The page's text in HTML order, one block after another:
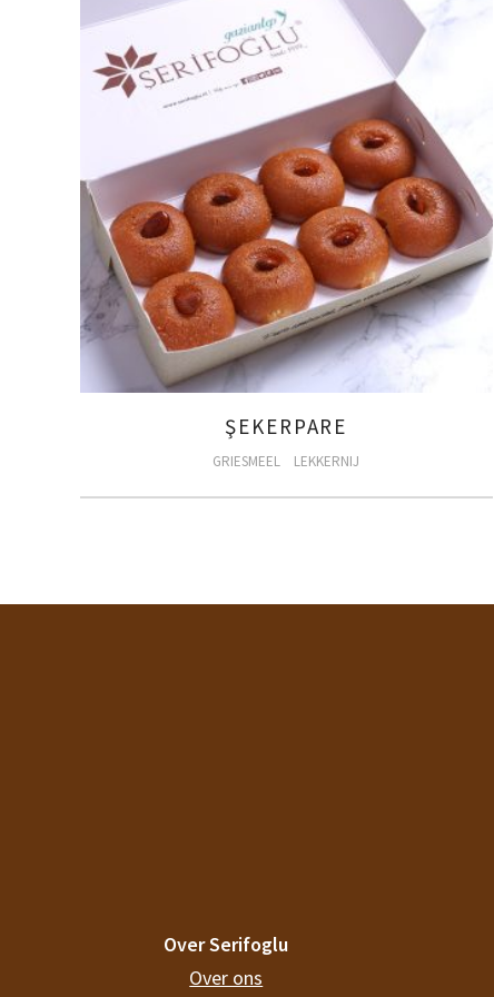
ŞEKERPARE
GRIESMEEL LEKKERNIJ
Over Serifoglu
Over ons